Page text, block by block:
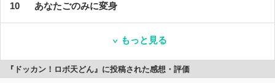
あなたごのみに変身
もっと見る
『ドッカン！ロボ天どん』に投稿された感想・評価